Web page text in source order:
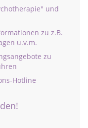
und
zu z.B.
u.v.m.
zu
Hotline